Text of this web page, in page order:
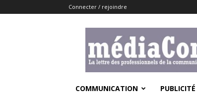
Connecter / rejoindre
COMMUNICATION PUBLICITÉ